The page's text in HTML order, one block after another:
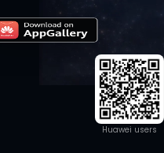
Huawei users